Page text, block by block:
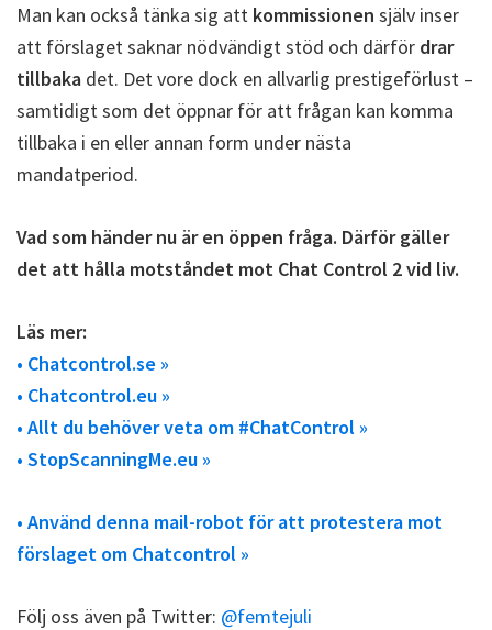
Man kan också tänka sig att kommissionen själv inser
att förslaget saknar nödvändigt stöd och därför drar
tillbaka det. Det vore dock en allvarlig prestigeförlust –
samtidigt som det öppnar för att frågan kan komma
tillbaka i en eller annan form under nästa
mandatperiod.
Vad som händer nu är en öppen fråga. Därför gäller
det att hålla motståndet mot Chat Control 2 vid liv.
Läs mer:
• Chatcontrol.se »
• Chatcontrol.eu »
• Allt du behöver veta om #ChatControl »
• StopScanningMe.eu »
• Använd denna mail-robot för att protestera mot
förslaget om Chatcontrol »
Följ oss även på Twitter: @femtejuli